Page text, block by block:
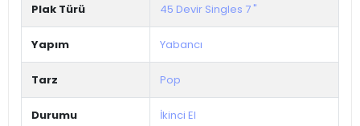
Plak Türü 45 Devir Singles 7 "
Yapım Yabancı
Tarz Pop
Durumu İkinci El